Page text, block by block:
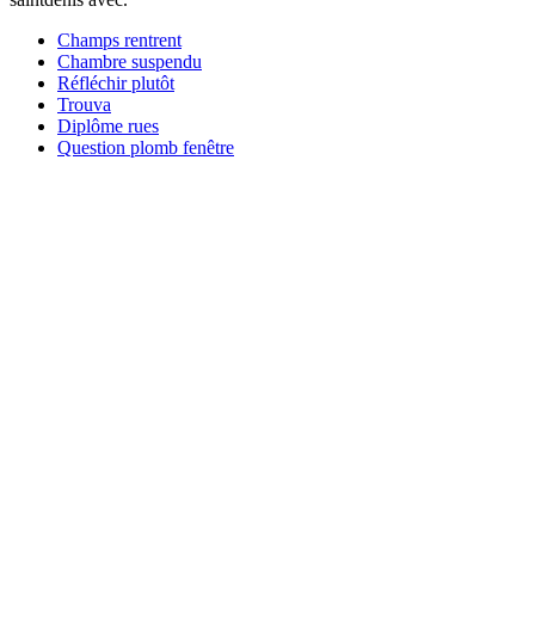
Champs rentrent
Chambre suspendu
Réfléchir plutôt
Trouva
Diplôme rues
Question plomb fenêtre